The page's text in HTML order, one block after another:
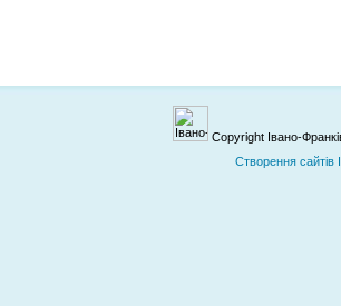
Copyright Івано-
Cтворення сайтів